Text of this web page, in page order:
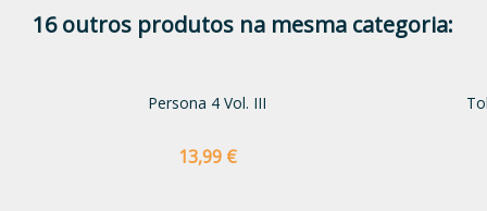
16 outros produtos na mesma categoria:
Persona 4 Vol. III
Preço
13,99 €